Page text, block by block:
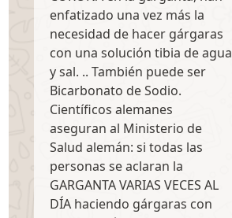
enfatizado una vez más la
necesidad de hacer gárgaras
con una solución tibia de agua
y sal. .. También puede ser
Bicarbonato de Sodio.
Científicos alemanes
aseguran al Ministerio de
Salud alemán: si todas las
personas se aclaran la
GARGANTA VARIAS VECES AL
DÍA haciendo gárgaras con